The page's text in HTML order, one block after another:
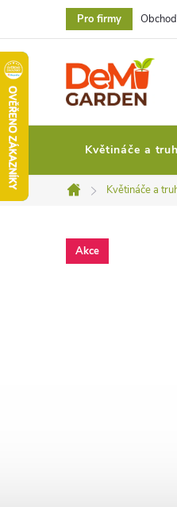
obsah
Pro firmy
Květináče a
Domů
Květináče a
Akce